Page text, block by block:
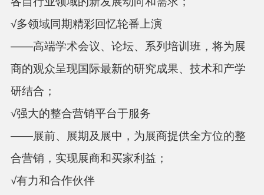
√多领域同期精彩回忆轮番上演
——高端学术会议、论坛、系列培训班，将为展
商的观众呈现国际最新的研究成果、技术和产学
研结合；
√强大的整合营销平台于服务
——展前、展期及展中，为展商提供全方位的整
合营销，实现展商和买家利益；
√有力和合作伙伴